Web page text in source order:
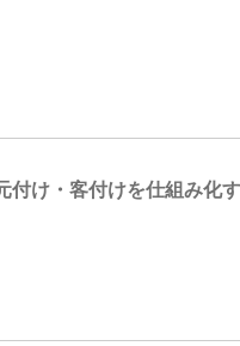
け・客付けを仕組み化